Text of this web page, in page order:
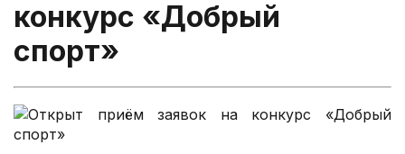
конкурс «Добрый
спорт»